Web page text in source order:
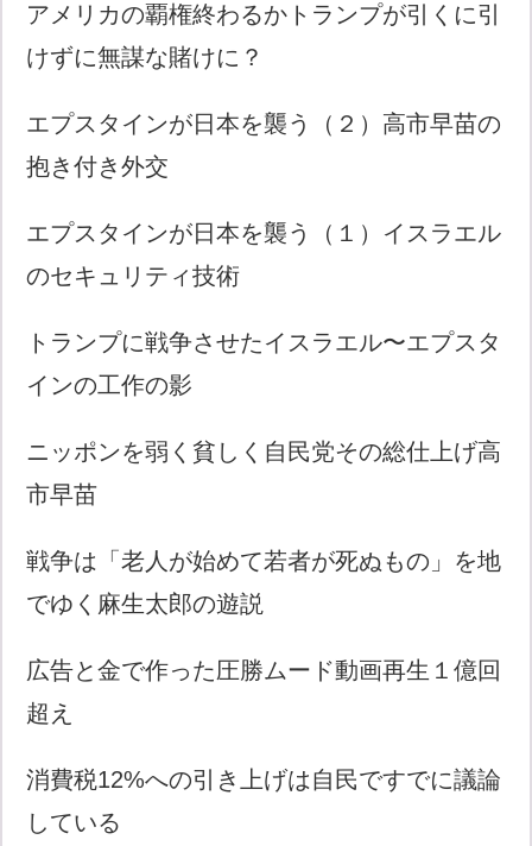
アメリカの覇権終わるかトランプが引くに引
けずに無謀な賭けに？
エプスタインが日本を襲う（２）高市早苗の
抱き付き外交
エプスタインが日本を襲う（１）イスラエル
のセキュリティ技術
トランプに戦争させたイスラエル〜エプスタ
インの工作の影
ニッポンを弱く貧しく自民党その総仕上げ高
市早苗
戦争は「老人が始めて若者が死ぬもの」を地
でゆく麻生太郎の遊説
広告と金で作った圧勝ムード動画再生１億回
超え
消費税12%への引き上げは自民ですでに議論
している